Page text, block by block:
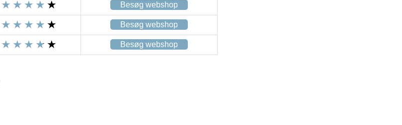
Besøg webshop
Besøg webshop
Besøg webshop